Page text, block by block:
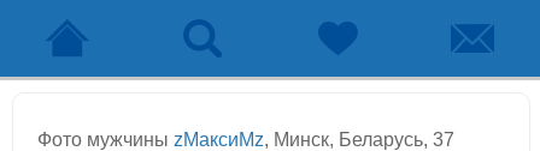
Фото мужчины zМаксиМz, Минск, Беларусь, 37